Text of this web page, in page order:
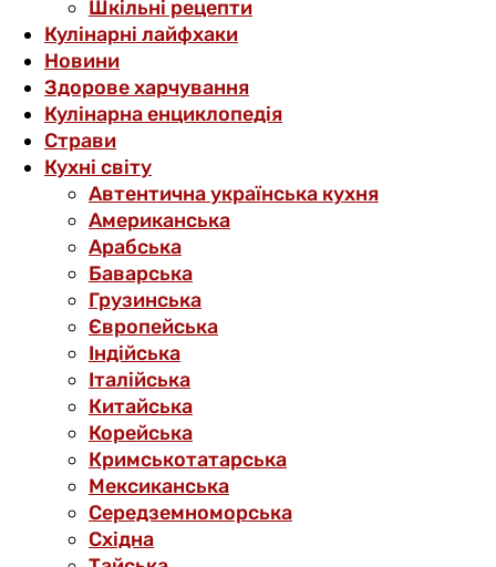
Шкільні рецепти
Кулінарні лайфхаки
Новини
Здорове харчування
Кулінарна енциклопедія
Страви
Кухні світу
Автентична українська кухня
Американська
Арабська
Баварська
Грузинська
Європейська
Індійська
Італійська
Китайська
Корейська
Кримськотатарська
Мексиканська
Середземноморська
Східна